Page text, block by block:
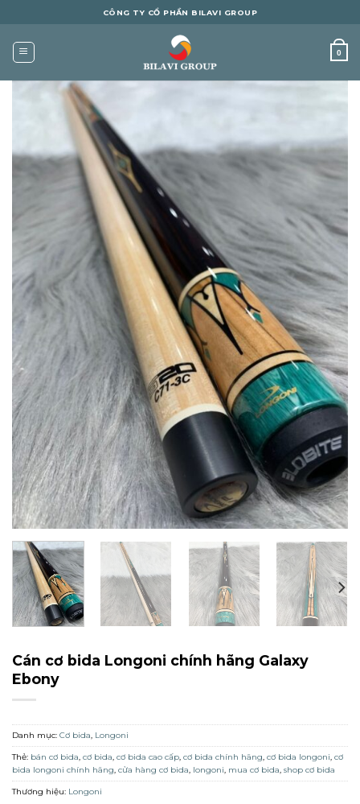
content
CÔNG TY CỔ PHẦN BILAVI GROUP
0
Cán cơ bida Longoni chính hãng Galaxy
Ebony
Danh mục: Cơ bida, Longoni
Thẻ: bán cơ bida, cơ bida, cơ bida cao cấp, cơ bida chính hãng, cơ bida longoni, cơ
bida longoni chính hãng, cửa hàng cơ bida, longoni, mua cơ bida, shop cơ bida
Thương hiệu: Longoni